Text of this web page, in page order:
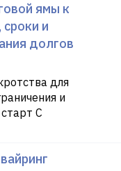
ямы к
и
долгов
для
и
С